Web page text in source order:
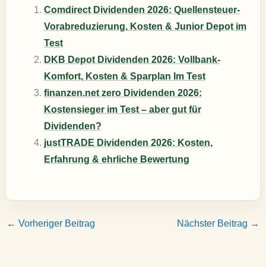
Comdirect Dividenden 2026: Quellensteuer-
Vorabreduzierung, Kosten & Junior Depot im
Test
DKB Depot Dividenden 2026: Vollbank-
Komfort, Kosten & Sparplan Im Test
finanzen.net zero Dividenden 2026:
Kostensieger im Test – aber gut für
Dividenden?
justTRADE Dividenden 2026: Kosten,
Erfahrung & ehrliche Bewertung
← Vorheriger Beitrag Nächster Beitrag →